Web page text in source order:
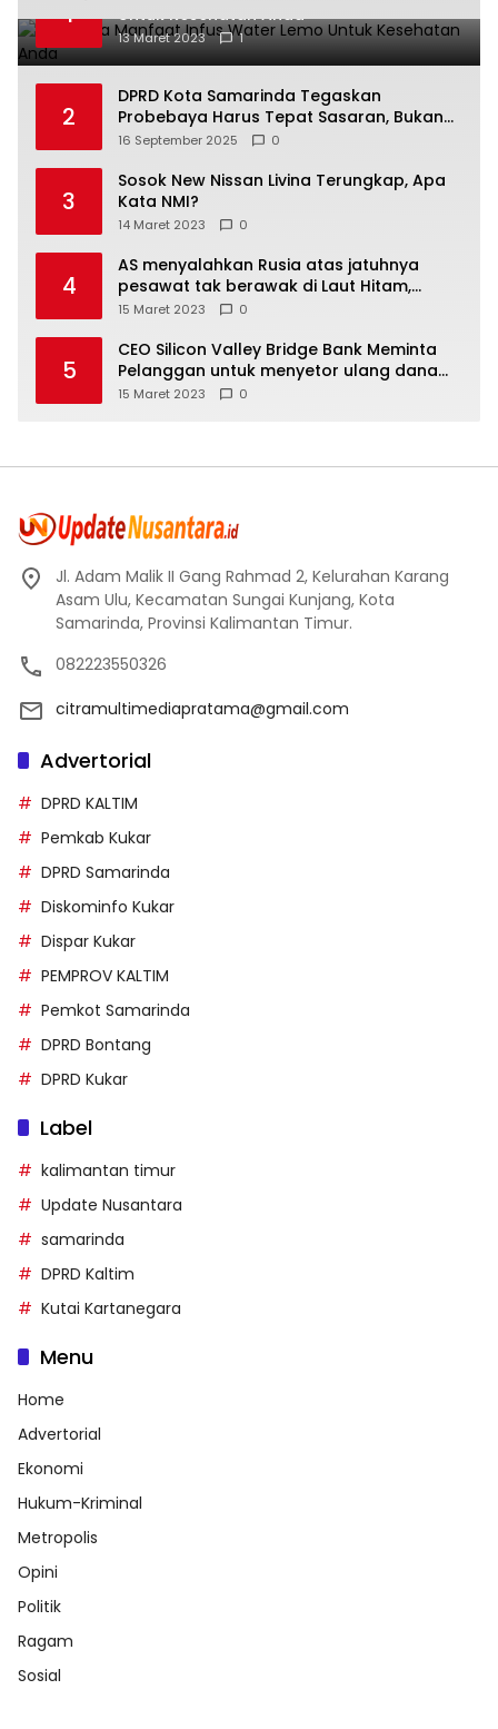
1
Untuk Kesehatan Anda
13 Maret 2023 1
2
DPRD Kota Samarinda Tegaskan
Probebaya Harus Tepat Sasaran, Bukan
Hanya Infrastruktur Semata
16 September 2025 0
3
Sosok New Nissan Livina Terungkap, Apa
Kata NMI?
14 Maret 2023 0
4
AS menyalahkan Rusia atas jatuhnya
pesawat tak berawak di Laut Hitam,
Moskow menyangkal
15 Maret 2023 0
5
CEO Silicon Valley Bridge Bank Meminta
Pelanggan untuk menyetor ulang dana
Mereka
15 Maret 2023 0
Jl. Adam Malik II Gang Rahmad 2, Kelurahan Karang
Asam Ulu, Kecamatan Sungai Kunjang, Kota
Samarinda, Provinsi Kalimantan Timur.
082223550326
citramultimediapratama@gmail.com
Advertorial
DPRD KALTIM
Pemkab Kukar
DPRD Samarinda
Diskominfo Kukar
Dispar Kukar
PEMPROV KALTIM
Pemkot Samarinda
DPRD Bontang
DPRD Kukar
Label
kalimantan timur
Update Nusantara
samarinda
DPRD Kaltim
Kutai Kartanegara
Menu
Home
Advertorial
Ekonomi
Hukum-Kriminal
Metropolis
Opini
Politik
Ragam
Sosial